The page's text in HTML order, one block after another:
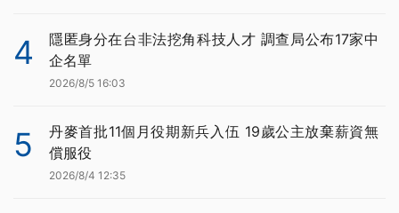
4
隱匿身分在台非法挖角科技人才 調查局公布17家中
企名單
2026/8/5 16:03
5
丹麥首批11個月役期新兵入伍 19歲公主放棄薪資無
償服役
2026/8/4 12:35